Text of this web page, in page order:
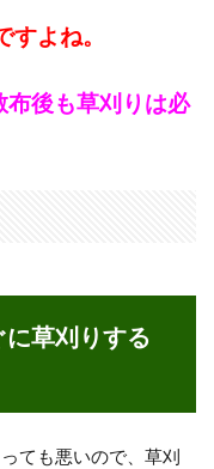
よね。
布後も草刈りは必
草刈りする
ても悪いので、草刈